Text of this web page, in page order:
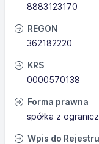
8883123170
REGON
362182220
KRS
0000570138
Forma prawna
spółka z
Wpis do